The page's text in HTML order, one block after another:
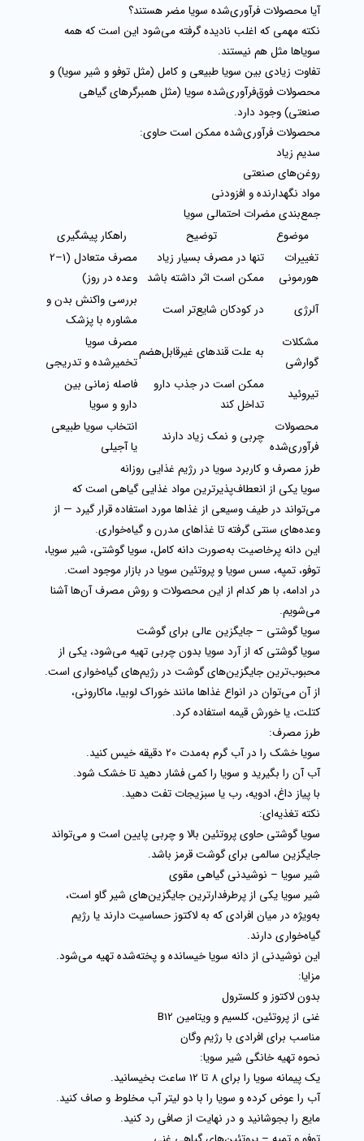
آیا محصولات فرآوری‌شده سویا مضر هستند؟
نکته مهمی که اغلب نادیده گرفته می‌شود این است کههمه
سویاها مثل هم نیستند.
تفاوت زیادی بین سویا طبیعی و کامل (مثل توفو و شیر سویا) و
محصولات فوق‌فرآوری‌شده سویا (مثل همبرگرهای گیاهی
صنعتی) وجود دارد.
محصولات فرآوری‌شده ممکن است حاوی:
سدیم زیاد
روغن‌های صنعتی
مواد نگهدارنده و افزودنی
جمع‌بندی مضرات احتمالی سویا
موضوع
توضیح
راهکار پیشگیری
تغییرات
هورمونی
تنها در مصرف بسیار زیاد
ممکن است اثر داشته باشد
مصرف متعادل (1–2
وعده در روز)
آلرژی
در کودکان شایع‌تر است
بررسی واکنش بدن و
مشاوره با پزشک
مشکلات
گوارشی
به علت قندهای غیرقابل‌هضم
مصرف سویا
تخمیرشده و تدریجی
تیروئید
ممکن است در جذب دارو
تداخل کند
فاصله زمانی بین
دارو و سویا
محصولات
فرآوری‌شده
چربی و نمک زیاد دارند
انتخاب سویا طبیعی
یا آجیلی
طرز مصرف و کاربرد سویا در رژیم غذایی روزانه
سویا یکی از انعطاف‌پذیرترین مواد غذایی گیاهی است که
می‌تواند در طیف وسیعی از غذاها مورد استفاده قرار گیرد — از
وعده‌های سنتی گرفته تا غذاهای مدرن و گیاه‌خواری.
این دانه پرخاصیت به‌صورت دانه کامل، سویا گوشتی، شیر سویا،
توفو، تمپه، سس سویا و پروتئین سویا در بازار موجود است.
در ادامه، با هر کدام از این محصولات و روش مصرف آن‌ها آشنا
می‌شویم.
سویا گوشتی – جایگزین عالی برای گوشت
سویا گوشتی که از آرد سویا بدون چربی تهیه می‌شود، یکی از
محبوب‌ترین جایگزین‌های گوشت در رژیم‌های گیاه‌خواری است.
از آن می‌توان در انواع غذاها مانند خوراک لوبیا، ماکارونی،
کتلت، یا خورش قیمه استفاده کرد.
طرز مصرف:
سویا خشک را در آب گرم به‌مدت 20 دقیقه خیس کنید.
آب آن را بگیرید و سویا را کمی فشار دهید تا خشک شود.
با پیاز داغ، ادویه، رب یا سبزیجات تفت دهید.
نکته تغذیه‌ای:
سویا گوشتی حاویپروتئین بالا و چربی پایین است و می‌تواند
جایگزین سالمی برای گوشت قرمز باشد.
شیر سویا – نوشیدنی گیاهی مقوی
شیر سویایکی از پرطرفدارترین جایگزین‌های شیر گاو است،
به‌ویژه در میان افرادی که به لاکتوز حساسیت دارند یا رژیم
گیاه‌خواری دارند.
این نوشیدنی از دانه سویا خیسانده و پخته‌شده تهیه می‌شود.
مزایا:
بدون لاکتوز و کلسترول
غنی از پروتئین، کلسیم و ویتامین B12
مناسب برای افرادی با رژیم وگان
نحوه تهیه خانگی شیر سویا:
یک پیمانه سویا را برای 8 تا 12 ساعت بخیسانید.
آب را عوض کرده و سویا را با دو لیتر آب مخلوط و صاف کنید.
مایع را بجوشانید و در نهایت از صافی رد کنید.